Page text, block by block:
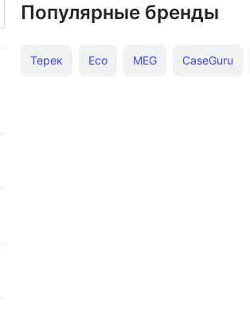
Популярные бренды
Терек Eco MEG CaseGuru